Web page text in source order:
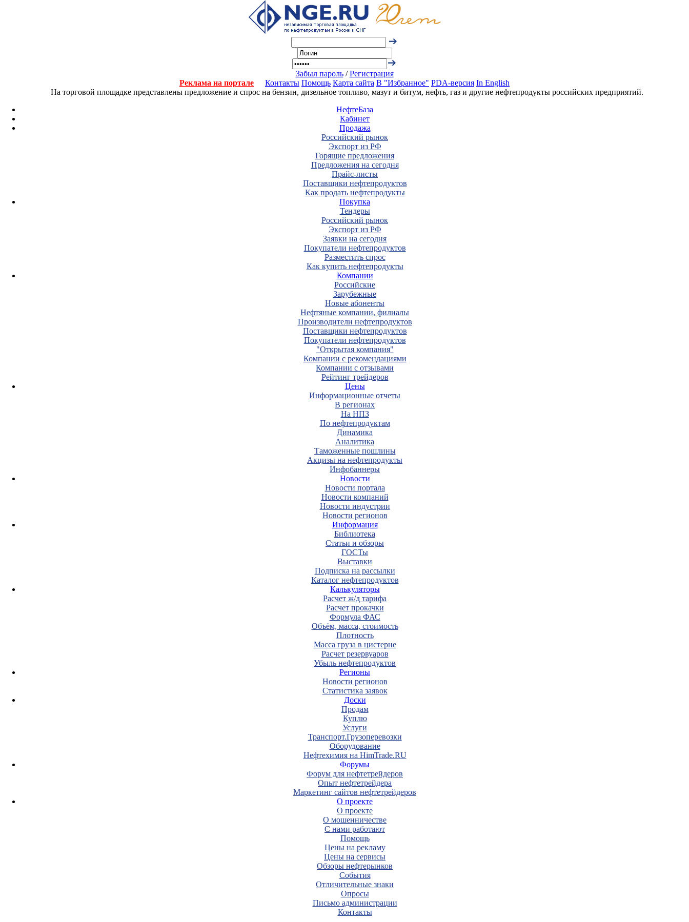
Забыл пароль/Регистрация
Реклама на портале
Контакты Помощь Карта сайта В "Избранное" PDA-версия In English
На торговой площадке представлены предложение и спрос на бензин, дизельное топливо, мазут и битум, нефть, газ и другие нефтепродукты российских предприятий.
НефтеБаза
Кабинет
Продажа
Российский рынок
Экспорт из РФ
Горящие предложения
Предложения на сегодня
Прайс-листы
Поставщики нефтепродуктов
Как продать нефтепродукты
Покупка
Тендеры
Российский рынок
Экспорт из РФ
Заявки на сегодня
Покупатели нефтепродуктов
Разместить спрос
Как купить нефтепродукты
Компании
Российские
Зарубежные
Новые абоненты
Нефтяные компании, филиалы
Производители нефтепродуктов
Поставщики нефтепродуктов
Покупатели нефтепродуктов
"Открытая компания"
Компании с рекомендациями
Компании с отзывами
Рейтинг трейдеров
Цены
Информационные отчеты
В регионах
На НПЗ
По нефтепродуктам
Динамика
Аналитика
Таможенные пошлины
Акцизы на нефтепродукты
Инфобаннеры
Новости
Новости портала
Новости компаний
Новости индустрии
Новости регионов
Информация
Библиотека
Статьи и обзоры
ГОСТы
Выставки
Подписка на рассылки
Каталог нефтепродуктов
Калькуляторы
Расчет ж/д тарифа
Расчет прокачки
Формула ФАС
Объём, масса, стоимость
Плотность
Масса груза в цистерне
Расчет резервуаров
Убыль нефтепродуктов
Регионы
Новости регионов
Статистика заявок
Доски
Продам
Куплю
Услуги
Транспорт.Грузоперевозки
Оборудование
Нефтехимия на HimTrade.RU
Форумы
Форум для нефтетрейдеров
Опыт нефтетрейдера
Маркетинг сайтов нефтетрейдеров
О проекте
О проекте
О мошенничестве
С нами работают
Помощь
Цены на рекламу
Цены на сервисы
Обзоры нефтерынков
События
Отличительные знаки
Опросы
Письмо администрации
Контакты